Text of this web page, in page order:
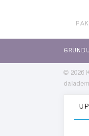
© 2026